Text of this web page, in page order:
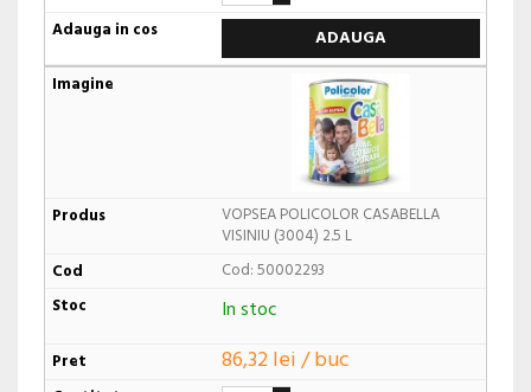
ADAUGA
VOPSEA POLICOLOR CASABELLA
VISINIU (3004) 2.5 L
Cod: 50002293
In stoc
86,32 lei / buc